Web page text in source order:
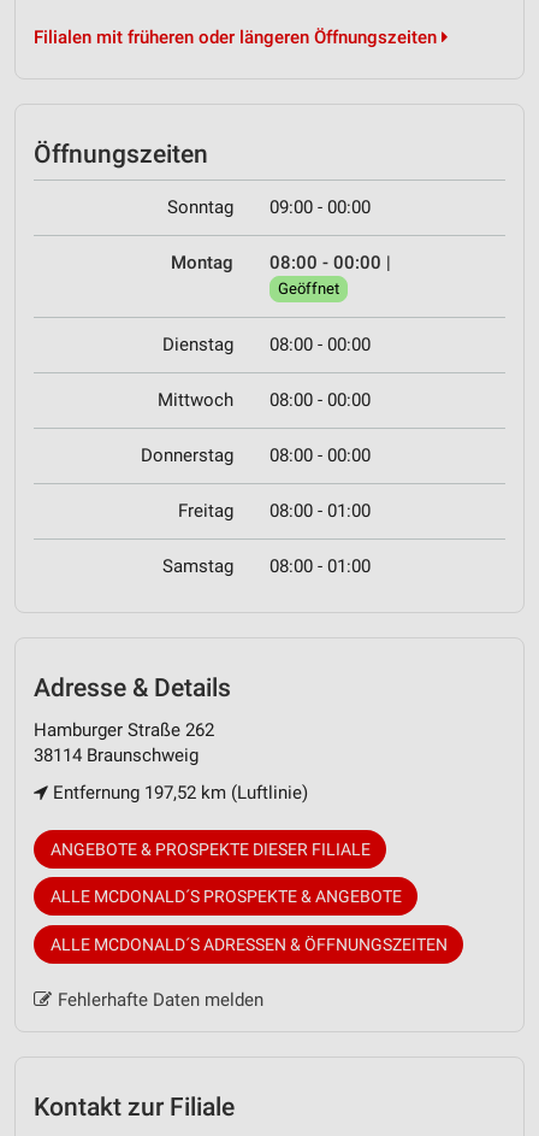
Filialen mit früheren oder längeren Öffnungszeiten
Öffnungszeiten
Sonntag 09:00 - 00:00
Montag 08:00 - 00:00 |
Geöffnet
Dienstag 08:00 - 00:00
Mittwoch 08:00 - 00:00
Donnerstag 08:00 - 00:00
Freitag 08:00 - 01:00
Samstag 08:00 - 01:00
Adresse & Details
Hamburger Straße 262
38114 Braunschweig
Entfernung 197,52 km (Luftlinie)
ANGEBOTE & PROSPEKTE DIESER FILIALE
ALLE MCDONALD´S PROSPEKTE & ANGEBOTE
ALLE MCDONALD´S ADRESSEN & ÖFFNUNGSZEITEN
Fehlerhafte Daten melden
Kontakt zur Filiale